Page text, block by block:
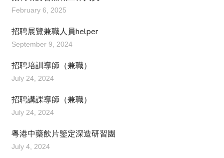
February 6, 2025
招聘展覽兼職人員helper
September 9, 2024
招聘培訓導師（兼職）
July 24, 2024
招聘講課導師（兼職）
July 24, 2024
粵港中藥飲片鑒定深造研習團
July 4, 2024